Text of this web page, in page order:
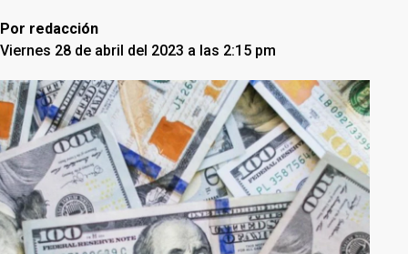
Por redacción
Viernes 28 de abril del 2023 a las 2:15 pm